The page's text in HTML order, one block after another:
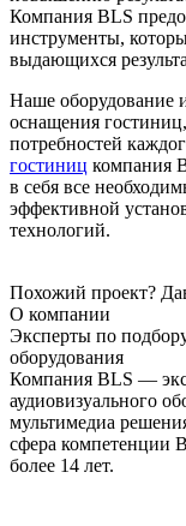
Компания BLS
инструменты,
выдающихся
Наше оборудование
оснащения
потребностей
гостиниц компания
в себя все
эффективной
технологий.
Похожий проект?
О компании
Эксперты по
оборудования
Компания BLS —
аудиовизуального
мультимедиа
сфера компетенции
более 14 лет.